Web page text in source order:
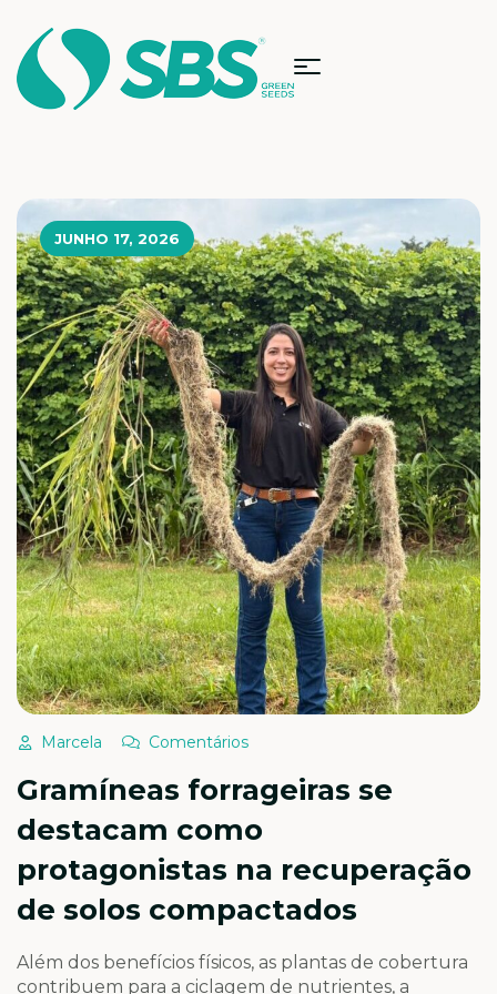
JUNHO 17, 2026
Marcela Comentários
Gramíneas forrageiras se
destacam como
protagonistas na recuperação
de solos compactados
Além dos benefícios físicos, as plantas de cobertura
contribuem para a ciclagem de nutrientes, a